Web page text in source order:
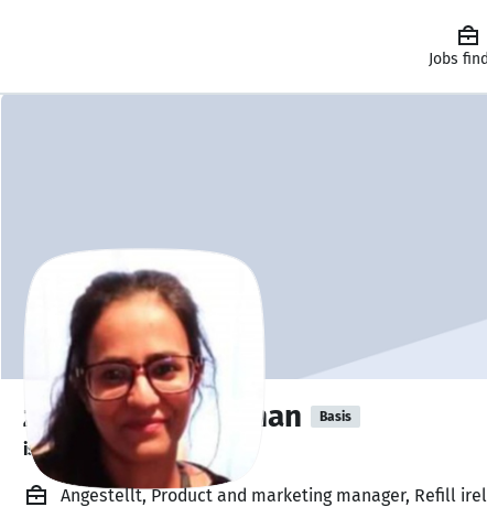
Jobs
zoofishan Zoofishan Basis
is available. ✅
Angestellt, Product and marketing manager, Refill